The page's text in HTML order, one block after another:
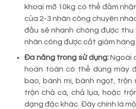
khoai mỡ 10kg có thể đảm
của 2-3 nhân công chuyên
đầu sẽ nhanh chóng được thu
nhân công được cắt giảm
Đa năng trong sử dụng:Ngoài
hoàn toàn có thể dùng máy
bao, bánh mì, bánh ngọt, trộn
trộn chả cá, chả lụa, hoặc
dạng đặc khác. Đây chính là